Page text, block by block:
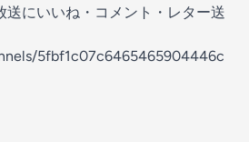
送にいいね・コメント・レター送
5fbf1c07c6465465904446c